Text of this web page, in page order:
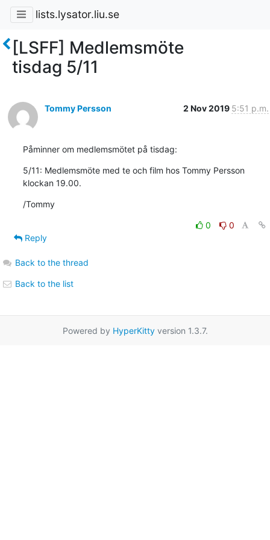
lists.lysator.liu.se
[LSFF] Medlemsmöte
tisdag 5/11
Tommy Persson 2 Nov 2019 5:51 p.m.
Påminner om medlemsmötet på tisdag:
5/11: Medlemsmöte med te och film hos Tommy Persson
klockan 19.00.
/Tommy
0
0
Reply
Back to the thread
Back to the list
Powered by HyperKittyversion 1.3.7.